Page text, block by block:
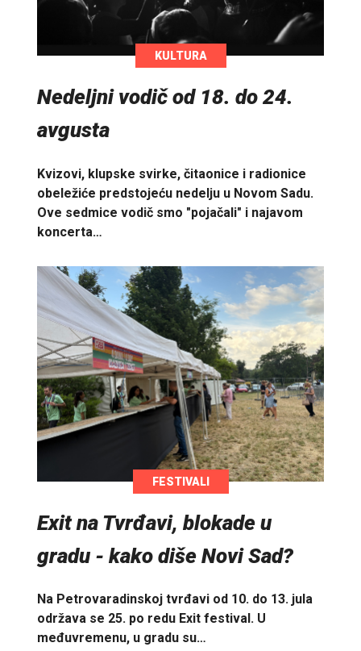
KULTURA
Nedeljni vodič od 18. do 24.
avgusta
Kvizovi, klupske svirke, čitaonice i radionice
obeležiće predstojeću nedelju u Novom Sadu.
Ove sedmice vodič smo "pojačali" i najavom
koncerta…
FESTIVALI
Exit na Tvrđavi, blokade u
gradu - kako diše Novi Sad?
Na Petrovaradinskoj tvrđavi od 10. do 13. jula
održava se 25. po redu Exit festival. U
međuvremenu, u gradu su…